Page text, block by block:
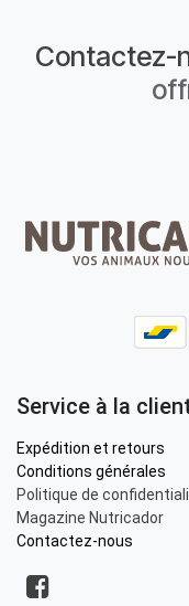
Contactez-
Service à la
Expédition et retours
Conditions générales
Politique de
Magazine Nutricador
Contactez-nous